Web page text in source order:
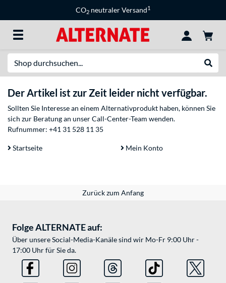
CO2 neutraler Versand1
Der Artikel ist zur Zeit leider nicht verfügbar.
Sollten Sie Interesse an einem Alternativprodukt haben, können Sie
sich zur Beratung an unser Call-Center-Team wenden.
Rufnummer: +41 31 528 11 35
Startseite Mein Konto
Zurück zum Anfang
Folge ALTERNATE auf:
Über unsere Social-Media-Kanäle sind wir Mo-Fr 9:00 Uhr -
17:00 Uhr für Sie da.